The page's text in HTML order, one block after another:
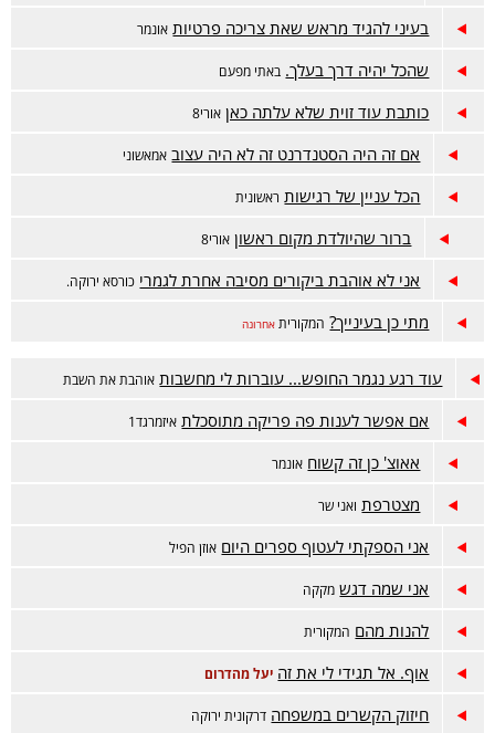
בעיני להגיד מראש שאת צריכה פרטיות אונמר
שהכל יהיה דרך בעלך. באתי מפעם
כותבת עוד זוית שלא עלתה כאן אורי8
אם זה היה הסטנדרנט זה לא היה עצוב אמאשוני
הכל עניין של רגישות ראשונית
ברור שהיולדת מקום ראשון אורי8
אני לא אוהבת ביקורים מסיבה אחרת לגמרי כורסא ירוקה.
מתי כן בעינייך? המקורית אחרונה
עוד רגע נגמר החופש... עוברות לי מחשבות אוהבת את השבת
אם אפשר לענות פה פריקה מתוסכלת איזמרגד1
אאוצ' כן זה קשוח אונמר
מצטרפת ואני שר
אני הספקתי לעטוף ספרים היום אוזן הפיל
אני שמה דגש מקקה
להנות מהם המקורית
אוף. אל תגידי לי את זה יעל מהדרום
חיזוק הקשרים במשפחה דרקונית ירוקה